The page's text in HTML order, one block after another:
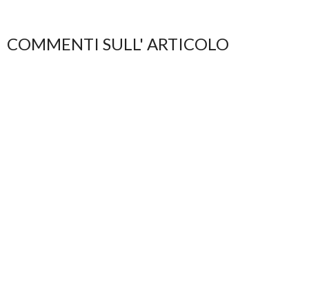
COMMENTI SULL' ARTICOLO